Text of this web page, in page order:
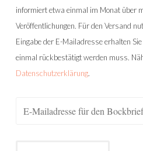
informiert etwa einmal im Monat über
Veröffentlichungen. Für den Versand
Eingabe der E-Mailadresse erhalten
einmal rückbestätigt werden muss.
Datenschutzerklärung.